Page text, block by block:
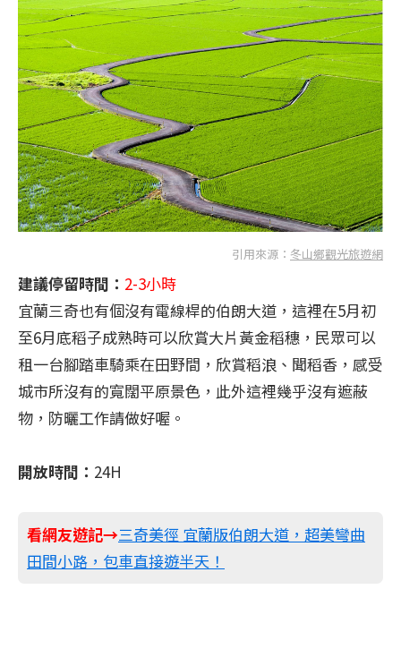
引用來源： 冬山鄉觀光旅遊網
建議停留時間： 2-3小時
宜蘭三奇也有個沒有電線桿的伯朗大道，這裡在5月初
至6月底稻子成熟時可以欣賞大片黃金稻穗，民眾可以
租一台腳踏車騎乘在田野間，欣賞稻浪、聞稻香，感受
城市所沒有的寬闊平原景色，此外這裡幾乎沒有遮蔽
物，防曬工作請做好喔。
開放時間： 24H
看網友遊記→三奇美徑 宜蘭版伯朗大道，超美彎曲
田間小路，包車直接遊半天！